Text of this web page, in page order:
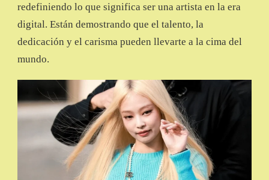
redefiniendo lo que significa ser una artista en la era
digital. Están demostrando que el talento, la
dedicación y el carisma pueden llevarte a la cima del
mundo.